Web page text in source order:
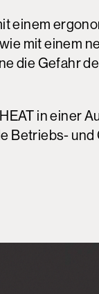
einem
mit einem
die Gefahr
in einer
Betriebs-